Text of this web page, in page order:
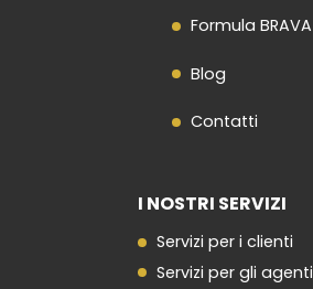
Formula BRAVA
Blog
Contatti
I NOSTRI SERVIZI
Servizi per i clienti
Servizi per gli agenti